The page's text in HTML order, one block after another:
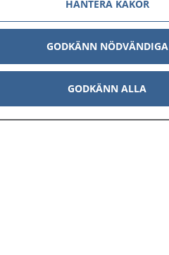
Om 1177
E-tjänster
Aktuellt
HANTERA KAKOR
GODKÄNN NÖDVÄNDIGA
GODKÄNN ALLA